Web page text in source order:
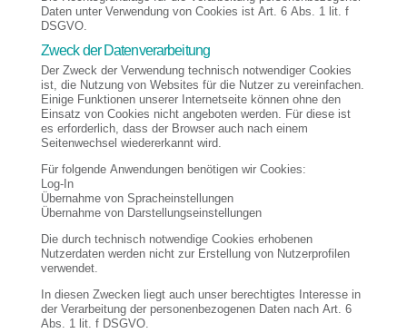
Daten unter Verwendung von Cookies ist Art. 6 Abs. 1 lit. f
DSGVO.
Zweck der Datenverarbeitung
Der Zweck der Verwendung technisch notwendiger Cookies
ist, die Nutzung von Websites für die Nutzer zu vereinfachen.
Einige Funktionen unserer Internetseite können ohne den
Einsatz von Cookies nicht angeboten werden. Für diese ist
es erforderlich, dass der Browser auch nach einem
Seitenwechsel wiedererkannt wird.
Für folgende Anwendungen benötigen wir Cookies:
Log-In
Übernahme von Spracheinstellungen
Übernahme von Darstellungseinstellungen
Die durch technisch notwendige Cookies erhobenen
Nutzerdaten werden nicht zur Erstellung von Nutzerprofilen
verwendet.
In diesen Zwecken liegt auch unser berechtigtes Interesse in
der Verarbeitung der personenbezogenen Daten nach Art. 6
Abs. 1 lit. f DSGVO.